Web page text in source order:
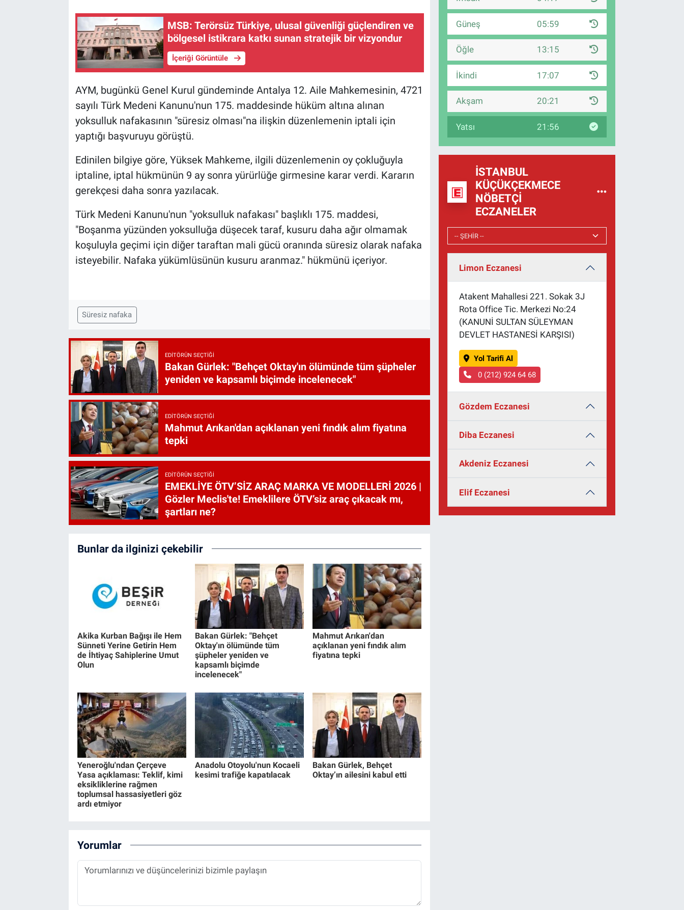
MSB: Terörsüz Türkiye, ulusal güvenliği güçlendiren ve
bölgesel istikrara katkı sunan stratejik bir vizyondur
İçeriği Görüntüle
AYM, bugünkü Genel Kurul gündeminde Antalya 12. Aile Mahkemesinin, 4721
sayılı Türk Medeni Kanunu'nun 175. maddesinde hüküm altına alınan
yoksulluk nafakasının "süresiz olması"na ilişkin düzenlemenin iptali için
yaptığı başvuruyu görüştü.
Edinilen bilgiye göre, Yüksek Mahkeme, ilgili düzenlemenin oy çokluğuyla
iptaline, iptal hükmünün 9 ay sonra yürürlüğe girmesine karar verdi. Kararın
gerekçesi daha sonra yazılacak.
Türk Medeni Kanunu'nun "yoksulluk nafakası" başlıklı 175. maddesi,
"Boşanma yüzünden yoksulluğa düşecek taraf, kusuru daha ağır olmamak
koşuluyla geçimi için diğer taraftan mali gücü oranında süresiz olarak nafaka
isteyebilir. Nafaka yükümlüsünün kusuru aranmaz." hükmünü içeriyor.
Süresiz nafaka
EDITÖRÜN SEÇTIĞI
Bakan Gürlek: "Behçet Oktay'ın ölümünde tüm şüpheler
yeniden ve kapsamlı biçimde incelenecek"
EDITÖRÜN SEÇTIĞI
Mahmut Arıkan'dan açıklanan yeni fındık alım fiyatına
tepki
EDITÖRÜN SEÇTIĞI
EMEKLİYE ÖTV’SİZ ARAÇ MARKA VE MODELLERİ 2026 |
Gözler Meclis'te! Emeklilere ÖTV’siz araç çıkacak mı,
şartları ne?
Bunlar da ilginizi çekebilir
Akika Kurban Bağışı ile Hem
Sünneti Yerine Getirin Hem
de İhtiyaç Sahiplerine Umut
Olun
Bakan Gürlek: "Behçet
Oktay'ın ölümünde tüm
şüpheler yeniden ve
kapsamlı biçimde
incelenecek"
Mahmut Arıkan'dan
açıklanan yeni fındık alım
fiyatına tepki
Yeneroğlu'ndan Çerçeve
Yasa açıklaması: Teklif, kimi
eksikliklerine rağmen
toplumsal hassasiyetleri göz
ardı etmiyor
Anadolu Otoyolu'nun Kocaeli
kesimi trafiğe kapatılacak
Bakan Gürlek, Behçet
Oktay’ın ailesini kabul etti
Yorumlar
Güneş 05:59
Öğle 13:15
İkindi 17:07
Akşam 20:21
Yatsı 21:56
İSTANBUL
KÜÇÜKÇEKMECE
NÖBETÇI
ECZANELER
Limon Eczanesi
Atakent Mahallesi 221. Sokak 3J
Rota Office Tic. Merkezi No:24
(KANUNİ SULTAN SÜLEYMAN
DEVLET HASTANESİ KARŞISI)
Yol Tarifi Al
0 (212) 924 64 68
Gözdem Eczanesi
Diba Eczanesi
Akdeniz Eczanesi
Elif Eczanesi